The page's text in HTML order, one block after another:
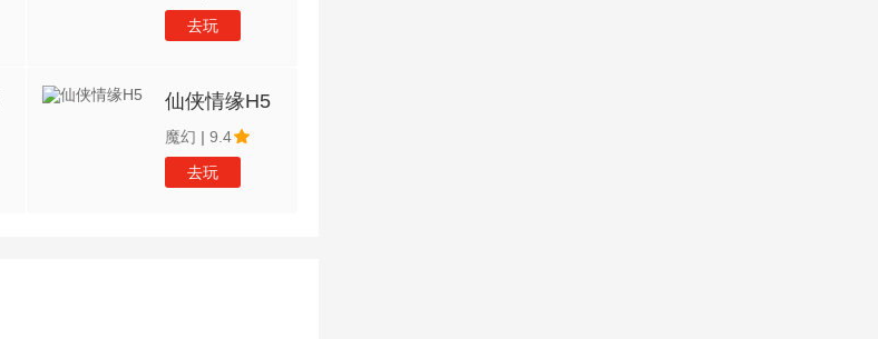
去玩
仙侠情缘H5
魔幻 | 9.4
去玩